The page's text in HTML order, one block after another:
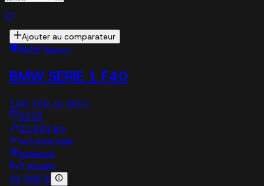
Ajouter au comparateur
BMW Nancy
BMW SERIE 1 F40
116i 109 ch DKG7
2023
21,623 km
automatique
essence
5 sieges
21 999 €